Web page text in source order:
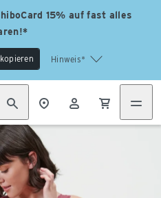
15% auf fast alles
Hinweis*